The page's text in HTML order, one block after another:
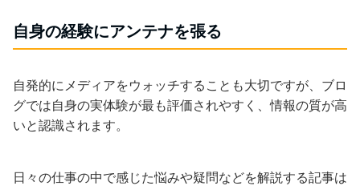
自身の経験にアンテナを張る
自発的にメディアをウォッチすることも大切ですが、ブロ
グでは自身の実体験が最も評価されやすく、情報の質が高
いと認識されます。
日々の仕事の中で感じた悩みや疑問などを解説する記事は